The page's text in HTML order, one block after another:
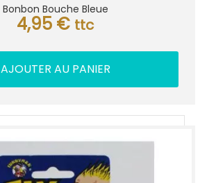
Bonbon Bouche Bleue
4,95 € ttc
AJOUTER AU PANIER